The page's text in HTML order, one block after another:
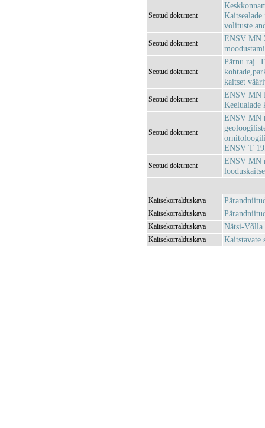
Seotud dokument
volituste
Seotud dokument
ENSV MN
Seotud dokument
Pärnu raj.
kaitset
Seotud dokument
ENSV MN
Keelualade
Seotud dokument
ENSV MN
ENSV T
Seotud dokument
ENSV MN
Kaitsekorralduskava
Kaitsekorralduskava
Kaitsekorralduskava Nätsi-Võlla
Kaitsekorralduskava Kaitstavate